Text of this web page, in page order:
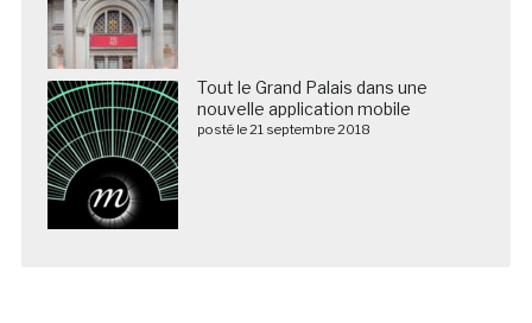
Tout le Grand Palais dans une
nouvelle application mobile
posté le 21 septembre 2018